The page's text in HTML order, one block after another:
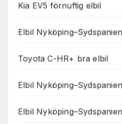
Kia EV5 förnuftig elbil
Elbil
Toyota C-HR+ bra elbil
Elbil
Elbil